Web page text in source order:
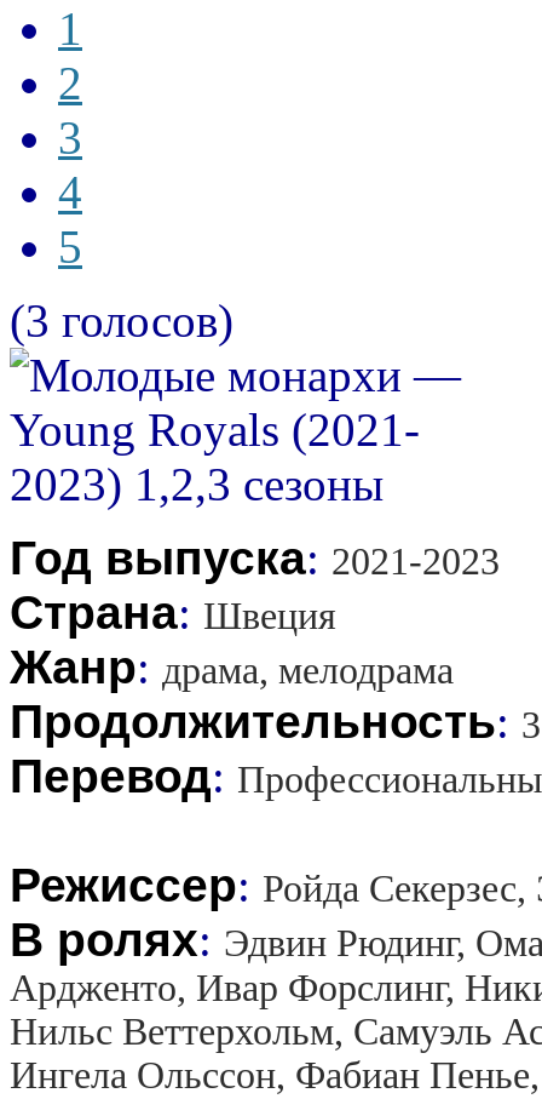
1
2
3
4
5
(3 голосов)
Год выпуска: 2021-2023
Страна: Швеция
Жанр: драма, мелодрама
Продолжительность:
Перевод:
Режиссер: Ройда
В ролях: Эдвин Рюдинг,
Ардженто, Ивар Форслинг,
Нильс Веттерхольм, Самуэль
Ингела Ольссон, Фабиан